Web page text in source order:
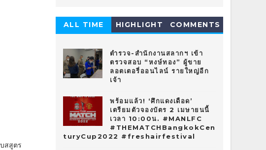
สสูตร
ALL TIME
HIGHLIGHT COMMENTS
ตำรวจ-สำนักงานสลากฯ เข้า
ตรวจสอบ “หงษ์ทอง” ผู้ขาย
ลอตเตอรี่ออนไลน์ รายใหญ่อีก
เจ้า
พร้อมแล้ว! ‘ศึกแดงเดือด’
เตรียมตัวจองบัตร 2 เมษายนนี้
เวลา 10:00น. #MANLFC
#THEMATCHBangkokCen
turyCup2022 #freshairfestival